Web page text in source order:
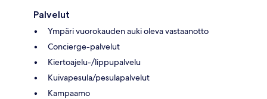
Palvelut
Ympäri vuorokauden auki oleva vastaanotto
Concierge-palvelut
Kiertoajelu-/lippupalvelu
Kuivapesula/pesulapalvelut
Kampaamo